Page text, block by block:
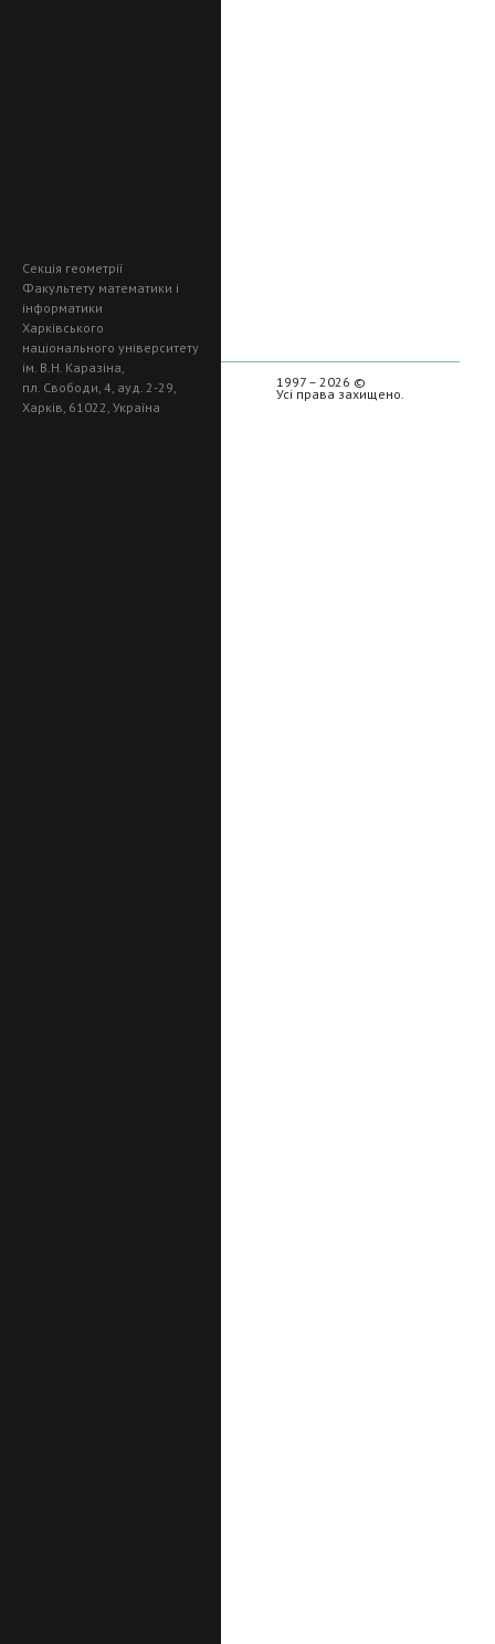
Секція геометрії
Факультету математики і
інформатики
Харківського
національного університету
ім. В.Н. Каразіна,
пл. Свободи, 4, ауд. 2-29,
Харків, 61022, Україна
1997 – 2026 ©
Усі права захищено.